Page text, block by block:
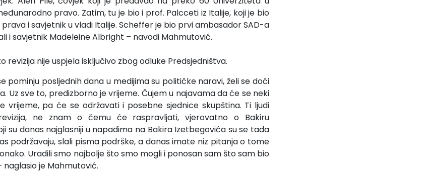
pravo. Zatim, tu je bio i prof. Palcceti iz Italije, koji je bio
i savjetnik u vladi Italije. Scheffer je bio prvi ambasador SAD-a
i savjetnik Madeleine Albright – navodi Mahmutović.
revizija nije uspjela isključivo zbog odluke Predsjedništva.
pominju posljednih dana u medijima su političke naravi, želi se doći
Uz sve to, predizborno je vrijeme. Čujem u najavama da će se neki
vrijeme, pa će se održavati i posebne sjednice skupština. Ti ljudi
ne znam o čemu će raspravljati, vjerovatno o Bakiru
su danas najglasniji u napadima na Bakira Izetbegovića su se tada
podržavaju, slali pisma podrške, a danas imate niz pitanja o tome
Uradili smo najbolje što smo mogli i ponosan sam što sam bio
naglasio je Mahmutović.